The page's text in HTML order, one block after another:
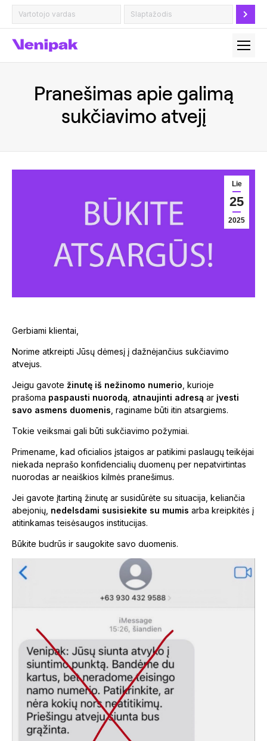
Pranešimas apie galimą
sukčiavimo atvejį
Lie
25
2025
Gerbiami klientai,
Norime atkreipti Jūsų dėmesį į dažnėjančius sukčiavimo
atvejus.
Jeigu gavote žinutę iš nežinomo numerio , kurioje
prašoma paspausti nuorodą atnaujinti adresą ar įvesti
savo asmens duomenis , raginame būti itin atsargiems.
Tokie veiksmai gali būti sukčiavimo požymiai.
Primename, kad oficialios įstaigos ar patikimi paslaugų teikėjai
niekada neprašo konfidencialių duomenų per nepatvirtintas
nuorodas ar neaiškios kilmės pranešimus.
Jei gavote įtartiną žinutę ar susidūrėte su situacija, keliančia
abejonių, nedelsdami susisiekite su mumis arba kreipkitės į
atitinkamas teisėsaugos institucijas.
Būkite budrūs ir saugokite savo duomenis.